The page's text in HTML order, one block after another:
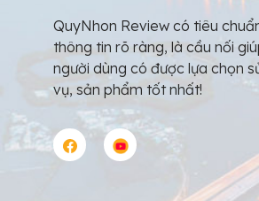
QuyNhon Review có tiêu
thông tin rõ ràng, là cầu nối
người dùng có được lựa chọn
vụ, sản phẩm tốt nhất!